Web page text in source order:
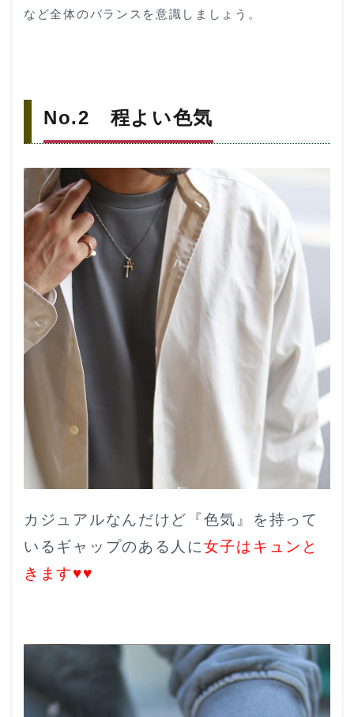
『虎
分
ら”30
代か
らの
モテ
るメ
ンズ
コー
デ。
など全体のバランスを意識しましょう。
No.2 程よい色気
カジュアルなんだけど『色気』を持って
いるギャップのある人に女子はキュンと
きます♥♥